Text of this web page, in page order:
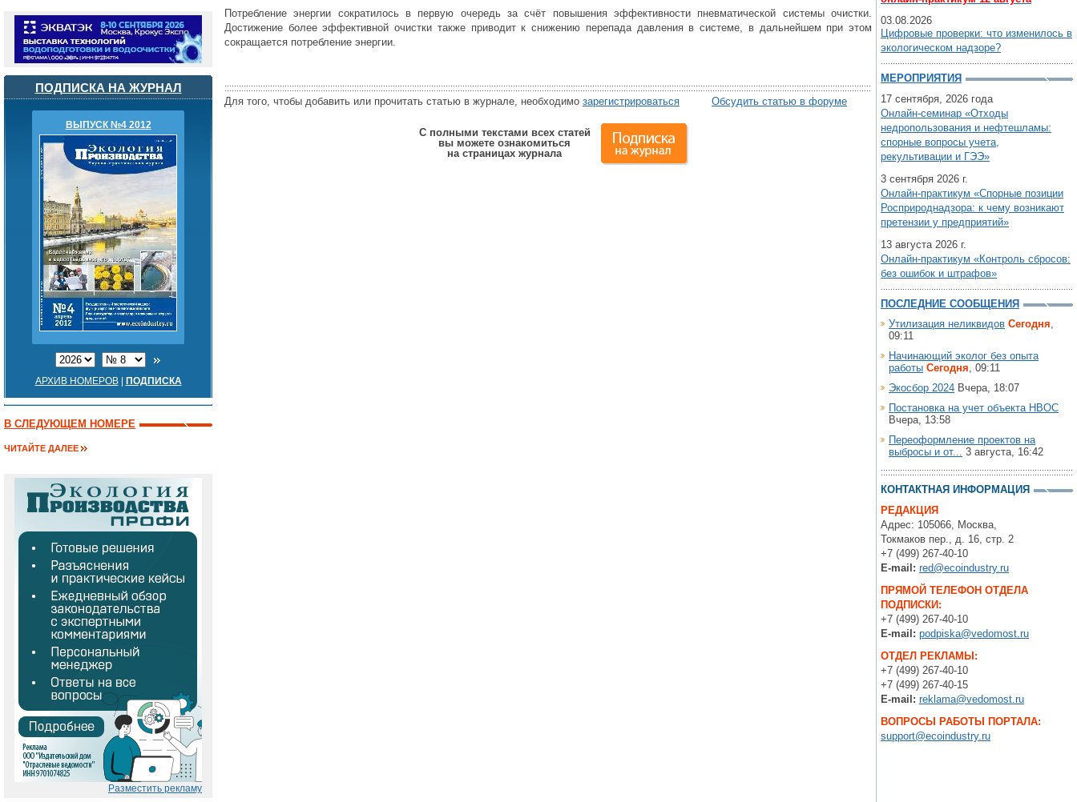
ПОДПИСКА НА ЖУРНАЛ
ВЫПУСК №4 2012
АРХИВ НОМЕРОВ| ПОДПИСКА
В СЛЕДУЮЩЕМ НОМЕРЕ
ЧИТАЙТЕ ДАЛЕЕ
Разместить рекламу
Потребление энергии сократилось в первую очередь за счёт повышения эффективности пневматической системы очистки.
Достижение более эффективной очистки также приводит к снижению перепада давления в системе, в дальнейшем при этом
сокращается потребление энергии.
Для того, чтобы добавить или прочитать статью в журнале, необходимо зарегистрироваться Обсудить статью в форуме
С полными текстами всех статей
вы можете ознакомиться
на страницах журнала
03.08.2026
Цифровые проверки: что изменилось в
экологическом надзоре?
МЕРОПРИЯТИЯ
17 сентября, 2026 года
Онлайн-семинар «Отходы
недропользования и нефтешламы:
спорные вопросы учета,
рекультивации и ГЭЭ»
3 сентября 2026 г.
Онлайн-практикум «Спорные позиции
Росприроднадзора: к чему возникают
претензии у предприятий»
13 августа 2026 г.
Онлайн-практикум «Контроль сбросов:
без ошибок и штрафов»
ПОСЛЕДНИЕ СООБЩЕНИЯ
Утилизация неликвидов Сегодня,
09:11
Начинающий эколог без опыта
работы Сегодня, 09:11
Экосбор 2024 Вчера, 18:07
Постановка на учет объекта НВОС
Вчера, 13:58
Переоформление проектов на
выбросы и от... 3 августа, 16:42
КОНТАКТНАЯ ИНФОРМАЦИЯ
РЕДАКЦИЯ
Адрес: 105066, Москва,
Токмаков пер., д. 16, стр. 2
+7 (499) 267-40-10
E-mail: red@ecoindustry.ru
ПРЯМОЙ ТЕЛЕФОН ОТДЕЛА
ПОДПИСКИ:
+7 (499) 267-40-10
E-mail: podpiska@vedomost.ru
ОТДЕЛ РЕКЛАМЫ:
+7 (499) 267-40-10
+7 (499) 267-40-15
E-mail: reklama@vedomost.ru
ВОПРОСЫ РАБОТЫ ПОРТАЛА:
support@ecoindustry.ru